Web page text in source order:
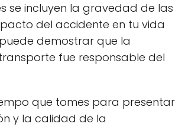
se incluyen la gravedad de las
del accidente en tu vida
demostrar que la
fue responsable del
que tomes para presentar
y la calidad de la